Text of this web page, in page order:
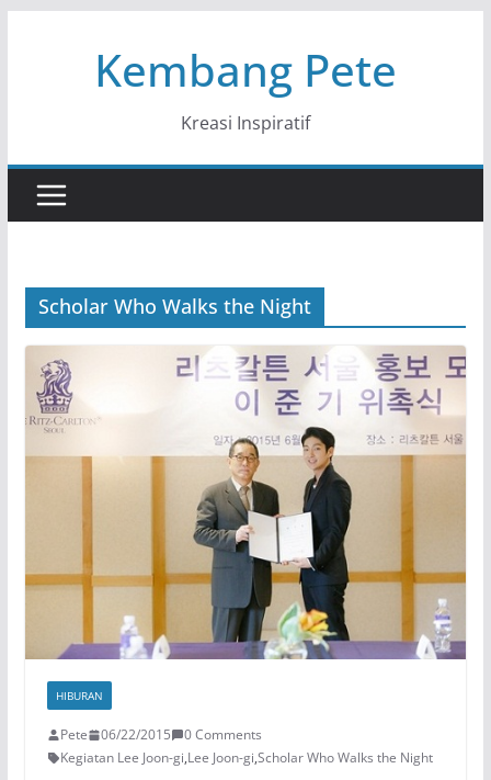
Kembang Pete
Kreasi Inspiratif
Scholar Who Walks the Night
HIBURAN
Pete 06/22/2015
0 Comments
Kegiatan Lee Joon-gi,Lee Joon-gi,Scholar Who Walks the Night